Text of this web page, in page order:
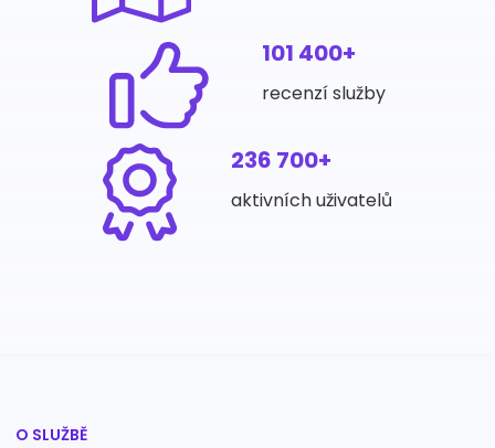
101 400+
recenzí služby
236 700+
aktivních uživatelů
O SLUŽBĚ